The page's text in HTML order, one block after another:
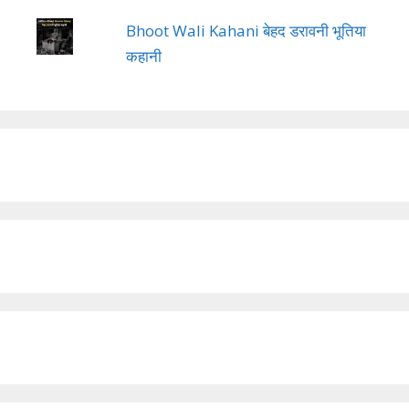
Bhoot Wali Kahani बेहद डरावनी भूतिया
कहानी